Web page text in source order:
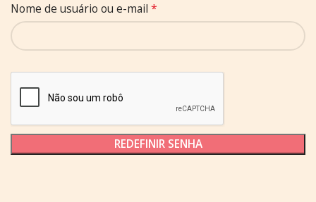
Nome de usuário ou e-mail *
REDEFINIR SENHA